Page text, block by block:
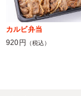
カルビ弁当
920円
（税込）